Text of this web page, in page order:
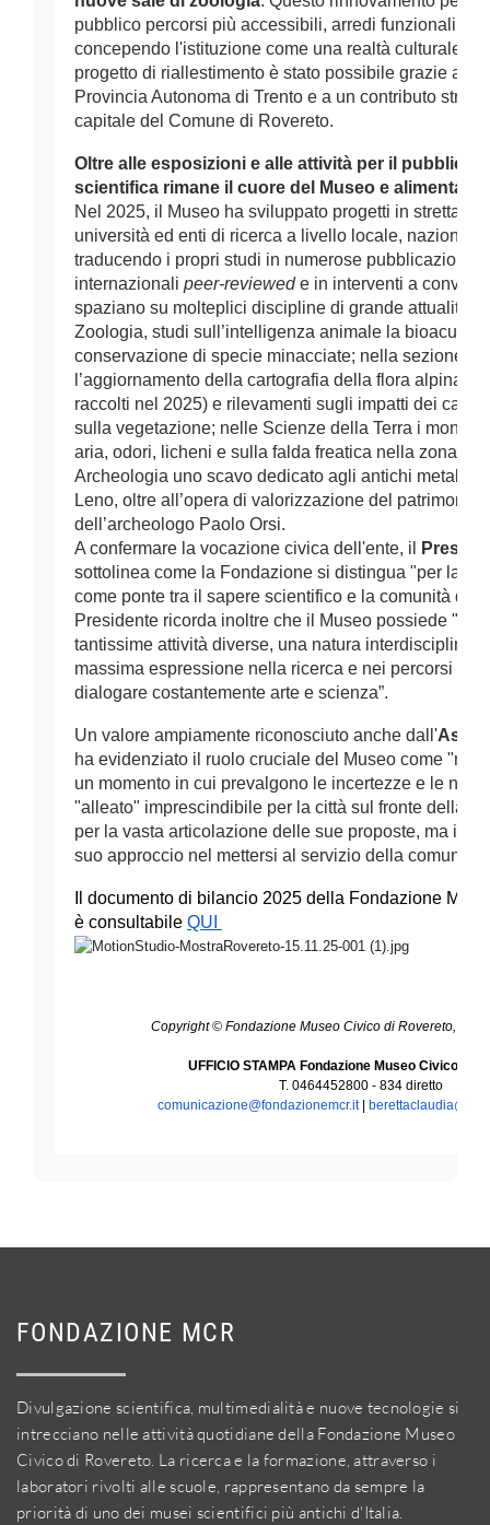
pubblico percorsi più accessibili, arredi funzionali e
concependo l'istituzione come una realtà culturale
progetto di riallestimento è stato possibile grazie a
Provincia Autonoma di Trento e a un contributo
capitale del Comune di Rovereto.
Oltre alle esposizioni e alle attività per il pubblico,
Nel 2025, il Museo ha sviluppato progetti in stretta
università ed enti di ricerca a livello locale, nazionale
traducendo i propri studi in numerose pubblicazioni
internazionali peer-reviewed e in interventi a
spaziano su molteplici discipline di grande attualità::
Zoologia, studi sull’intelligenza animale la
conservazione di specie minacciate; nella sezione
l’aggiornamento della cartografia della flora alpina
raccolti nel 2025) e rilevamenti sugli impatti dei
sulla vegetazione; nelle Scienze della Terra i
aria, odori, licheni e sulla falda freatica nella zona di
Archeologia uno scavo dedicato agli antichi
Leno, oltre all’opera di valorizzazione del patrimonio
dell’archeologo Paolo Orsi.
A confermare la vocazione civica dell'ente, il
sottolinea come la Fondazione si distingua "per la
come ponte tra il sapere scientifico e la comunità di
Presidente ricorda inoltre che il Museo possiede
tantissime attività diverse, una natura
massima espressione nella ricerca e nei percorsi
dialogare costantemente arte e scienza”.
Un valore ampiamente riconosciuto anche dall'
ha evidenziato il ruolo cruciale del Museo come
un momento in cui prevalgono le incertezze e le
"alleato" imprescindibile per la città sul fronte della
per la vasta articolazione delle sue proposte, ma in
suo approccio nel mettersi al servizio della comunità".
Il documento di bilancio 2025 della Fondazione
è consultabile QUI
Copyright © Fondazione Museo Civico di Rovereto, All
UFFICIO STAMPA Fondazione Museo Civico di
T. 0464452800 - 834 diretto
comunicazione@fondazionemcr.it| berettaclaudia@
FONDAZIONE MCR
Divulgazione scientifica, multimedialità e nuove tecnologie si
intrecciano nelle attività quotidiane della Fondazione Museo
Civico di Rovereto. La ricerca e la formazione, attraverso i
laboratori rivolti alle scuole, rappresentano da sempre la
priorità di uno dei musei scientifici più antichi d'Italia.